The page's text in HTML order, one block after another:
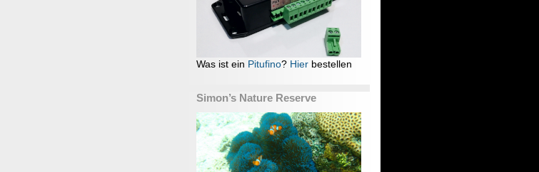
Was ist ein Pitufino? Hier bestellen
Simon’s Nature Reserve